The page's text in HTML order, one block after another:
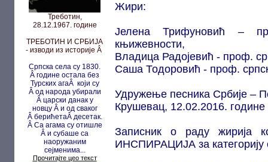
Треботин,
28.12.1967. године
ТРЕБОТИН И СРБИЈА
- изводи из историје Â
Српска села су 1830.
Â године остала без
Турских агаÂ који су
Â од народа убирали
Â царски данак у
новцу Â и од сваког
Â берићетаÂ десетак.
Â Са агама су отишле
Â и субаше са
наоружаним
сејменима...
Прочитајте цео текст
Жири:
Јелена Трифуновић –
књижевности,
Владица Радојевић - проф.
Саша Тодоровић - проф.
Удружење песника Србије –
Крушевац, 12.02.2016. године
Записник о раду
ИНСПИРАЦИЈА за категорију